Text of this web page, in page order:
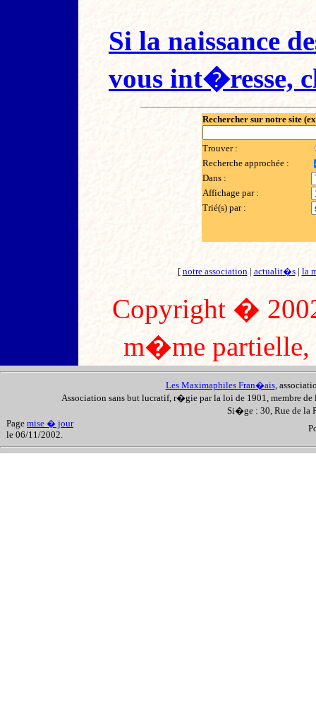
Si la naissance
vous int�resse,
Rechercher sur notre site
Trouver :
Recherche approchée :
Dans :
Affichage par :
Trié(s) par :
[ notre association | actualit�s| la
Copyright �
m�me partielle,
Les Maximaphiles Fran�ais,
Association sans but lucratif, r�gie par la loi de 1901, membre de
Si�ge : 30, Rue de la
Page mise � jour
le 06/11/2002.